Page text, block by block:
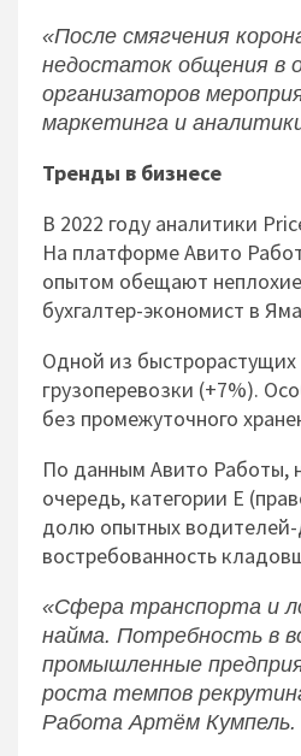
«После смягчения
недостаток общения в
организаторов
маркетинга и
Тренды в бизнесе
В 2022 году аналитики
На платформе Авито
опытом обещают
бухгалтер-экономист в
Одной из быстрорастущих
грузоперевозки (+7%).
без промежуточного
По данным Авито Работы,
очередь, категории Е
долю опытных
востребованность
«Сфера транспорта и
найма. Потребность в
промышленные
роста темпов
Работа Артём Кумпель.